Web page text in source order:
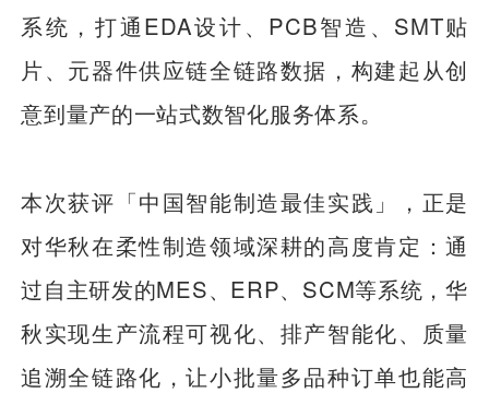
系统，打通EDA设计、PCB智造、SMT贴
片、元器件供应链全链路数据，构建起从创
意到量产的一站式数智化服务体系。
本次获评「中国智能制造最佳实践」，正是
对华秋在柔性制造领域深耕的高度肯定：通
过自主研发的MES、ERP、SCM等系统，华
秋实现生产流程可视化、排产智能化、质量
追溯全链路化，让小批量多品种订单也能高